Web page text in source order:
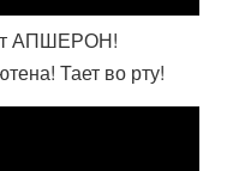
АПШЕРОН!
Тает во рту!